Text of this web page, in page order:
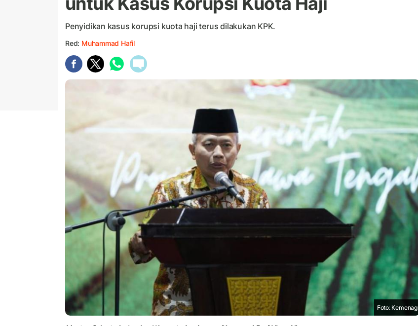
Penyidikan kasus korupsi kuota haji terus dilakukan KPK.
Red: Muhammad Hafil
Foto: Kemenag